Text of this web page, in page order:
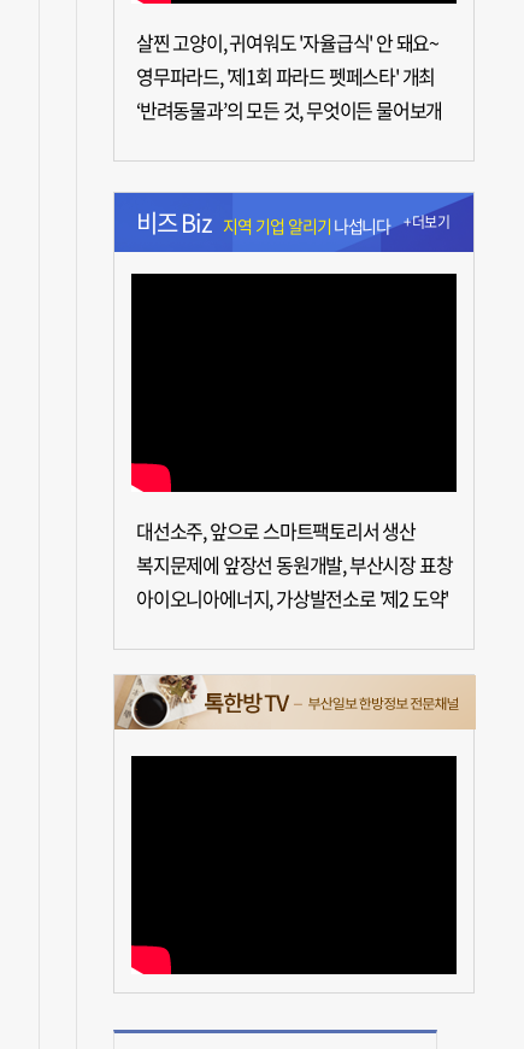
살찐 고양이, 귀여워도 '자율급식' 안 돼요~
영무파라드, '제1회 파라드 펫페스타' 개최
‘반려동물과’의 모든 것, 무엇이든 물어보개
비즈 Biz 지역 기업 알리기 나섭니다 +더보기
대선소주, 앞으로 스마트팩토리서 생산
복지문제에 앞장선 동원개발, 부산시장 표창
아이오니아에너지, 가상발전소로 '제2 도약'